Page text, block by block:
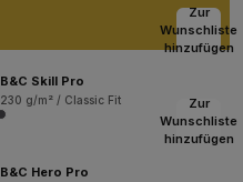
Zur
Wunschliste
hinzufügen
B&C Skill Pro
230 g/m² / Classic Fit
Zur
Wunschliste
hinzufügen
B&C Hero Pro